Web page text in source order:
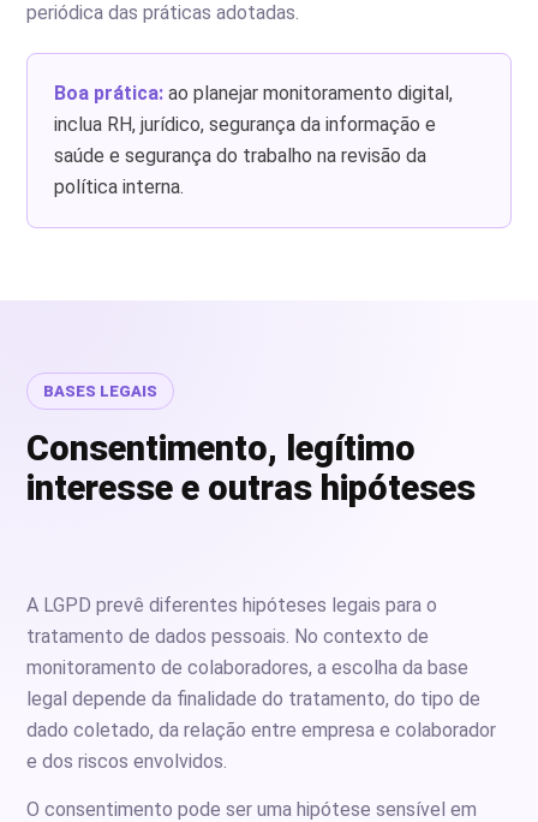
periódica das práticas adotadas.
Boa prática: ao planejar monitoramento digital,
inclua RH, jurídico, segurança da informação e
saúde e segurança do trabalho na revisão da
política interna.
BASES LEGAIS
Consentimento, legítimo
interesse e outras hipóteses
A LGPD prevê diferentes hipóteses legais para o
tratamento de dados pessoais. No contexto de
monitoramento de colaboradores, a escolha da base
legal depende da finalidade do tratamento, do tipo de
dado coletado, da relação entre empresa e colaborador
e dos riscos envolvidos.
O consentimento pode ser uma hipótese sensível em